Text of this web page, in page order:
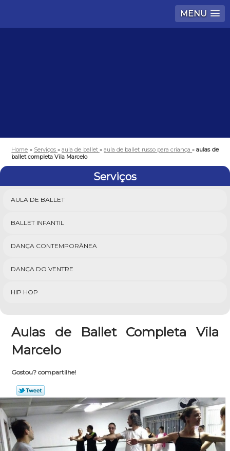
MENU
Home » Serviços »aula de ballet »aula de ballet russo para criança»aulas de
ballet completa Vila Marcelo
Serviços
AULA DE BALLET
BALLET INFANTIL
DANÇA CONTEMPORÂNEA
DANÇA DO VENTRE
HIP HOP
Aulas de Ballet Completa Vila
Marcelo
Gostou? compartilhe!